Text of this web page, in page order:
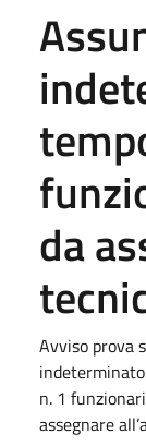
da
Avviso prova
n. 1
assegnare